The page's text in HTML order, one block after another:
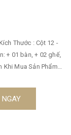
phí
! Hàng